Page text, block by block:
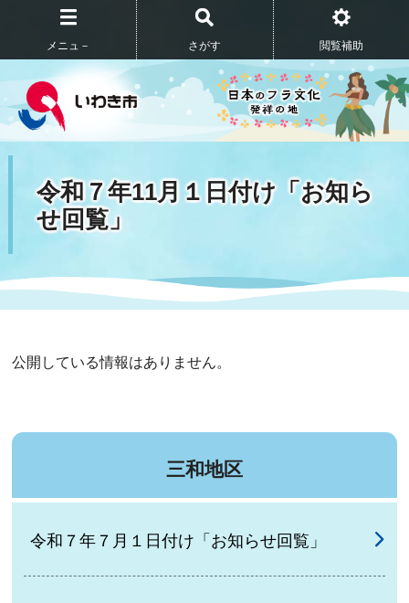
メニュ－ さがす 閲覧補助
令和７年11月１日付け「お知ら
せ回覧」
公開している情報はありません。
三和地区
令和７年７月１日付け「お知らせ回覧」